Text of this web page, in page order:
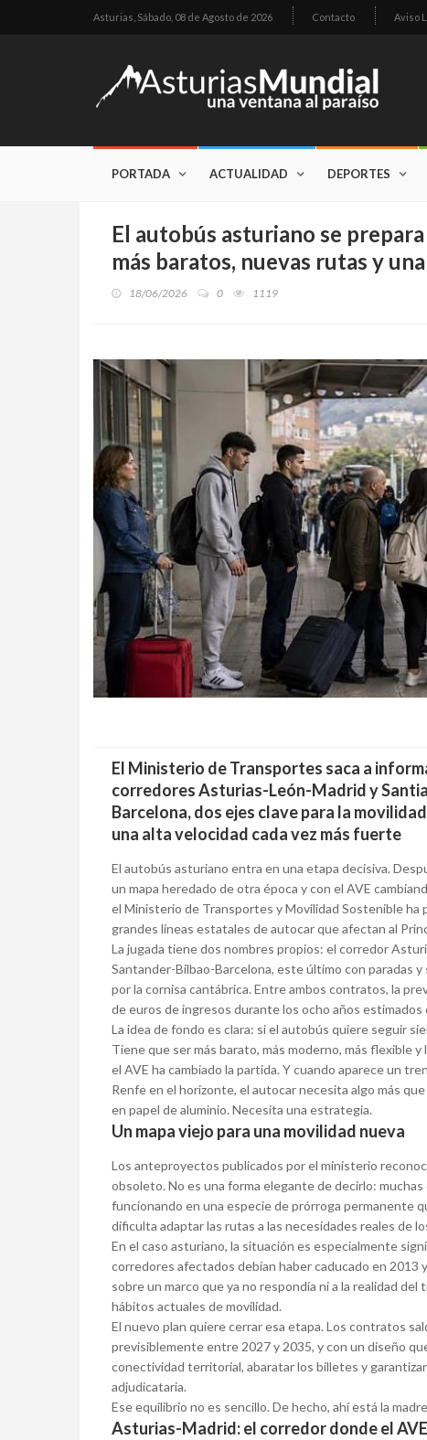
Asturias, Sábado, 08 de Agosto de 2026 Contacto Aviso
PORTADA ACTUALIDAD DEPORTES
El autobús asturiano se
más baratos, nuevas rutas y
18/06/2026 0 1119
El Ministerio de Transportes saca a
corredores Asturias-León-Madrid y
Barcelona, dos ejes clave para la
una alta velocidad cada vez más fuerte
El autobús asturiano entra en una etapa decisiva.
un mapa heredado de otra época y con el AVE
el Ministerio de Transportes y Movilidad Sostenible ha
grandes líneas estatales de autocar que afectan al
La jugada tiene dos nombres propios: el corredor
Santander-Bilbao-Barcelona, este último con paradas
por la cornisa cantábrica. Entre ambos contratos, la
de euros de ingresos durante los ocho años estimados
La idea de fondo es clara: si el autobús quiere seguir
Tiene que ser más barato, más moderno, más flexible
el AVE ha cambiado la partida. Y cuando aparece un
Renfe en el horizonte, el autocar necesita algo más
en papel de aluminio. Necesita una estrategia.
Un mapa viejo para una movilidad nueva
Los anteproyectos publicados por el ministerio
obsoleto. No es una forma elegante de decirlo:
funcionando en una especie de prórroga permanente
dificulta adaptar las rutas a las necesidades reales de
En el caso asturiano, la situación es especialmente
corredores afectados debían haber caducado en 2013
sobre un marco que ya no respondía ni a la realidad
hábitos actuales de movilidad.
El nuevo plan quiere cerrar esa etapa. Los contratos
previsiblemente entre 2027 y 2035, y con un diseño
conectividad territorial, abaratar los billetes y
adjudicataria.
Ese equilibrio no es sencillo. De hecho, ahí está la
Asturias-Madrid: el corredor donde el